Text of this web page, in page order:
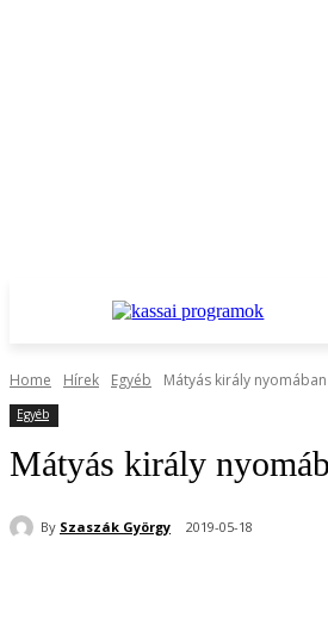
Home Hírek Egyéb Mátyás király
Egyéb
Mátyás király
By Szaszák György 2019-05-18